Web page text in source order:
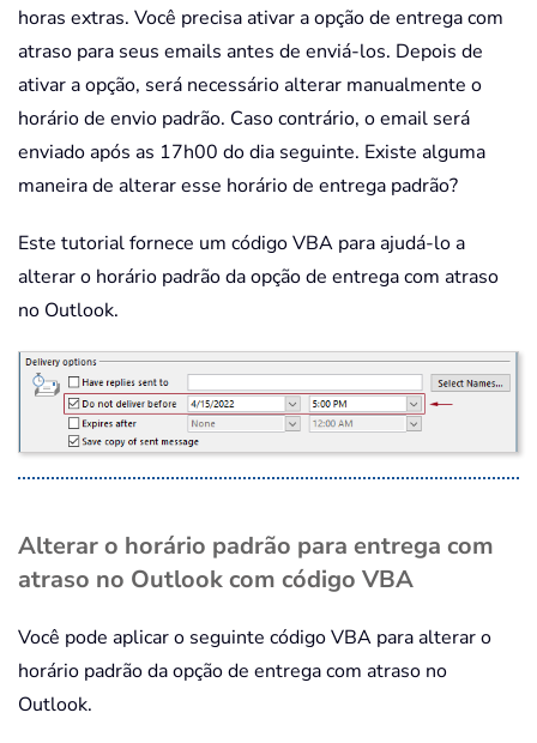
horas extras. Você precisa ativar a opção de entrega com
atraso para seus emails antes de enviá-los. Depois de
ativar a opção, será necessário alterar manualmente o
horário de envio padrão. Caso contrário, o email será
enviado após as 17h00 do dia seguinte. Existe alguma
maneira de alterar esse horário de entrega padrão?
Este tutorial fornece um código VBA para ajudá-lo a
alterar o horário padrão da opção de entrega com atraso
no Outlook.
Alterar o horário padrão para entrega com
atraso no Outlook com código VBA
Você pode aplicar o seguinte código VBA para alterar o
horário padrão da opção de entrega com atraso no
Outlook.